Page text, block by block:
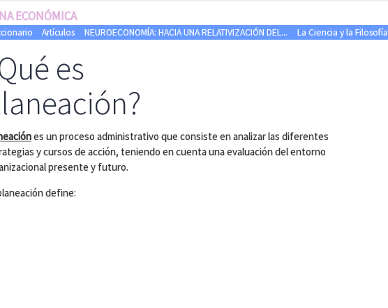
ECONÓMICA
Artículos NEUROECONOMÍA: HACIA UNA RELATIVIZACIÓN DEL... La Ciencia y la Filosofía
es
es un proceso administrativo que consiste en analizar las diferentes
y cursos de acción, teniendo en cuenta una evaluación del entorno
presente y futuro.
define: